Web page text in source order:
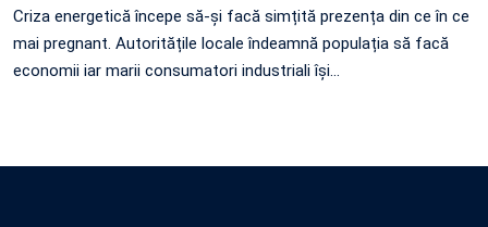
Criza energetică începe să-și facă simțită prezența din ce în ce
mai pregnant. Autoritățile locale îndeamnă populația să facă
economii iar marii consumatori industriali își…